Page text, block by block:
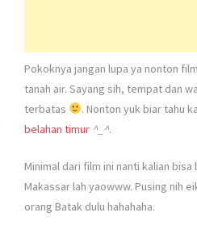
Pokoknya jangan lupa ya nonton
tanah air. Sayang sih, tempat dan
terbatas
. Nonton yuk biar tahu
belahan timur ^_^.
Minimal dari film ini nanti kalian
Makassar lah yaowww. Pusing nih
orang Batak dulu hahahaha.